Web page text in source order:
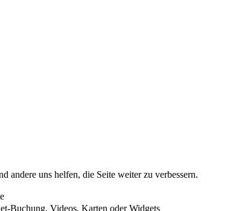
andere uns helfen, die Seite weiter zu verbessern.
Buchung, Videos, Karten oder Widgets